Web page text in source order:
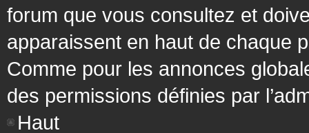
forum que vous consultez et
apparaissent en haut de chaque
Comme pour les annonces
des permissions définies par
Haut